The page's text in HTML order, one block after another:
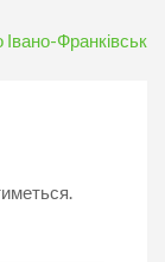
Івано-Франківськ